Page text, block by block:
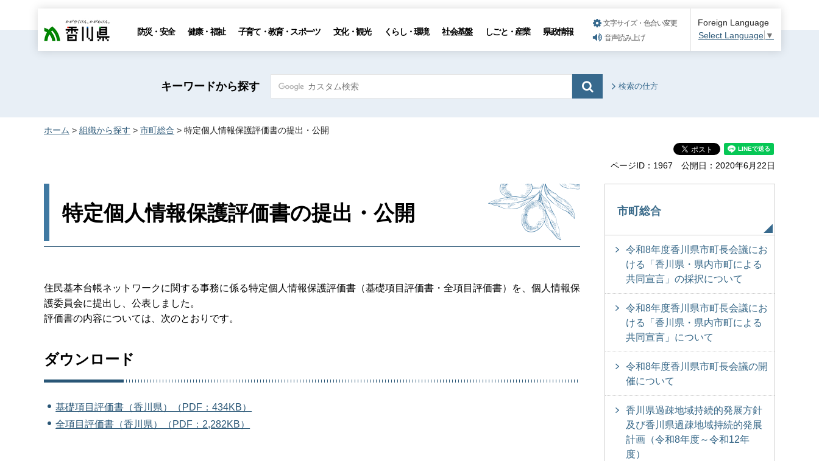
香川県 防災・安全 健康・福祉 子育て・教育・スポーツ 文化・観光 くらし・環境 社会基盤 しごと・産業 県政情報
文字サイズ・色合い変更
音声読み上げ
Foreign Language
Select Language ▼
キーワードから探す 検索の仕方
ホーム > 組織から探す > 市町総合 > 特定個人情報保護評価書の提出・公開
ページID：1967 公開日：2020年6月22日
特定個人情報保護評価書の提出・公開
住民基本台帳ネットワークに関する事務に係る特定個人情報保護評価書（基礎項目評価書・全項目評価書）を、個人情報保
護委員会に提出し、公表しました。
評価書の内容については、次のとおりです。
ダウンロード
基礎項目評価書（香川県）（PDF：434KB）
全項目評価書（香川県）（PDF：2,282KB）
市町総合
令和8年度香川県市町長会議にお
ける「香川県・県内市町による
共同宣言」の採択について
令和8年度香川県市町長会議にお
ける「香川県・県内市町による
共同宣言」について
令和8年度香川県市町長会議の開
催について
香川県過疎地域持続的発展方針
及び香川県過疎地域持続的発展
計画（令和8年度～令和12年
度）